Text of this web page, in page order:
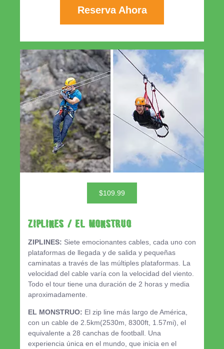
Reserva Ahora
$109.99
ZIPLINES / EL MONSTRUO
ZIPLINES: Siete emocionantes cables, cada uno con
plataformas de llegada y de salida y pequeñas
caminatas a través de las múltiples plataformas. La
velocidad del cable varía con la velocidad del viento.
Todo el tour tiene una duración de 2 horas y media
aproximadamente.
EL MONSTRUO: El zip line más largo de América,
con un cable de 2.5km(2530m, 8300ft, 1.57mi), el
equivalente a 28 canchas de football. Una
experiencia única en el mundo, que inicia en el